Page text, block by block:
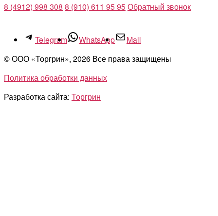
8 (4912) 998 308 8 (910) 611 95 95Обратный звонок
Telegram WhatsApp
Mail
© ООО «Торгрин», 2026 Все права защищены
Политика обработки данных
Разработка сайта: Торгрин